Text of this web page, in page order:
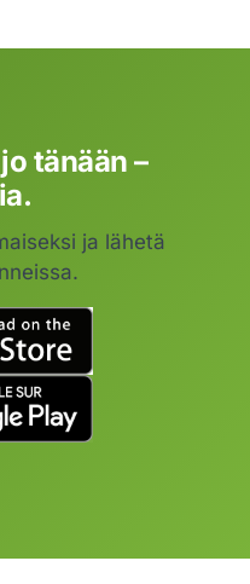
tänään –
ja lähetä